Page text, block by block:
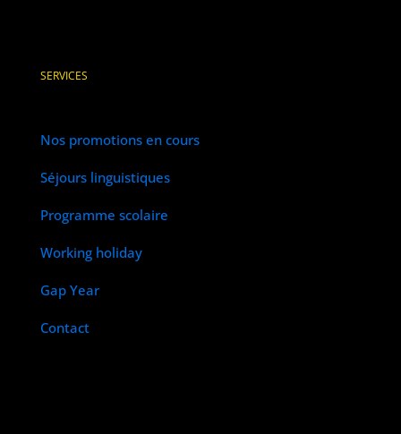
SERVICES
Nos promotions en cours
Séjours linguistiques
Programme scolaire
Working holiday
Gap Year
Contact